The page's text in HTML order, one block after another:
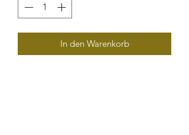
In den Warenkorb